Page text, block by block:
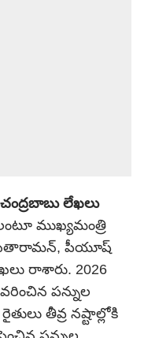
లేఖలు
ముఖ్యమంత్రి
సీతారామన్, పీయూష్
రాశారు. 2026
పన్నుల
తీవ్ర నష్టాల్లోకి